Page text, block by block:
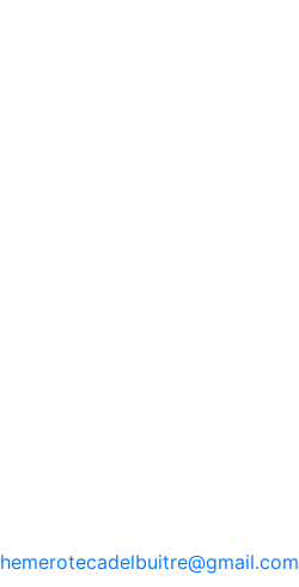
hemerotecadelbuitre@gmail.com